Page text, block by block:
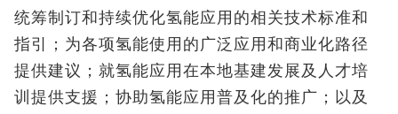
统筹制订和持续优化氢能应用的相关技术标准和
指引；为各项氢能使用的广泛应用和商业化路径
提供建议；就氢能应用在本地基建发展及人才培
训提供支援；协助氢能应用普及化的推广；以及